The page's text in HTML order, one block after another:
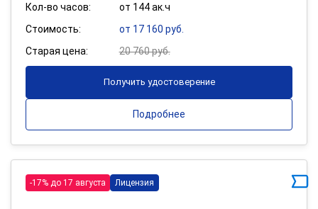
Кол-во часов:
от 144 ак.ч
Стоимость:
от 17 160 руб.
Старая цена:
20 760 руб.
Получить удостоверение
Подробнее
-17% до 17 августа Лицензия